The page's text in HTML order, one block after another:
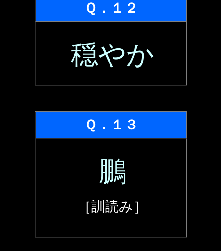
Ｑ．１２
穏やか
Ｑ．１３
鵬
［訓読み］